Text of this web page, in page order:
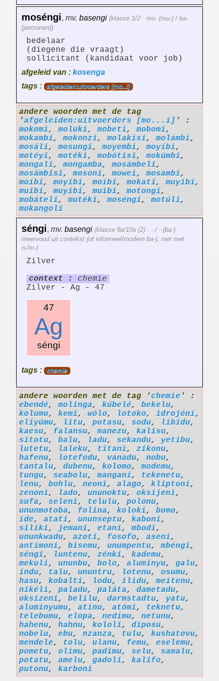
moséngi, mv. basengi (klasse 1/2 : mo- (mu-) / ba-
(personen))
bedelaar
(diegene die vraagt)
sollicitant (kandidaat voor job)
afgeleid van : kosenga
tags :
afgeleiden:uitvoerders [mo...i]
andere woorden met de tag
'afgeleiden:uitvoerders [mo...i] ' :
mokomi,moluki,mobeti,mobomi,
mokambi,mokonzi,molakisi,molámbi,
mosáli,mosungi,moyembi,moyíbi,
motéyi,motéki,mobótisi,mokúmbi,
mongali,mongamba,mosámbeli,
mosámbisi,mosoni,mowei,mosambi,
moíbi,moyibi,moíbi,mokati,muyibi,
muibi,muyibi,muibi,motongi,
mobáteli,mutéki,moséngi,motúli,
mokangoli
séngi, mv. basengi (klasse 9a/10a (2) : - / - (ba-) :
meervoud uit contekst (of informeel/modern ba-), niet met
n-/m-)
Zilver
context :
chemie
Zilver - Ag - 47
47
Ag
séngi
tags : chemie
andere woorden met de tag 'chemie ' :
ebendé,molinga, kúbelé, bekelu,
kolumu, kemi, wólo, lotoko, idrojéní,
eliyúmu, litu, potasu, sodu, libidu,
kaesu, falansu,manezu, kalisu,
sitotu, balu, ladu, sekandu, yetibu,
lutetu, laleku, titani, zikonu,
hafenu, lotefodu, vanadu, nobu,
tantalu, dubenu, kolomo,modemu,
tungu, seabolu,mangani, tekenetu,
lenu, bohlu, neoni, alago, kliptoni,
zenoni, lado, ununoktu, oksijeni,
sufa, seleni, telulu, polonu,
ununmotoba, folina, koloki, bomo,
ide, atati, ununseptu, kaboni,
siliki, jemani, etani,mbodi,
ununkwadu, azoti, fosofo, aseni,
antimoni, bisemu, unumpentu,mbéngi,
séngi, luntenu, zénki, kademu,
mekuli, ununbu, bolo, aluminyu, galu,
indu, talu, ununtru, lotenu, osumu,
hasu, kobalti, lodu, ilidu,meitenu,
nikéli, paladu, paláta, dametadu,
oksizeni, belilu, darmstadtu, yatu,
aluminyumu, atinu, atómi, teknetu,
telebumu, elopa, nedimu, netunu,
hahenu, hahnu, kololi, diposu,
nobelu, ebu, nzanza, tulu, kushatovu,
mendele, tolu, ulanu, femu, eselemu,
pometu, olimu, padimu, selu, samalu,
potatu, amelu, gadoli, kalifo,
putonu, karboni